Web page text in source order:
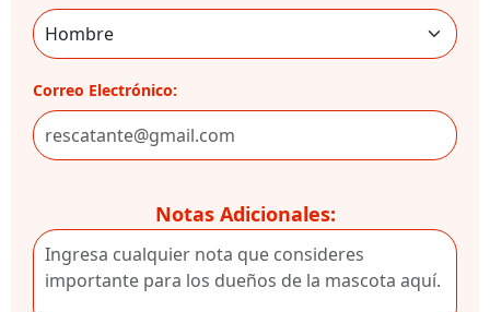
Correo Electrónico:
Notas Adicionales: